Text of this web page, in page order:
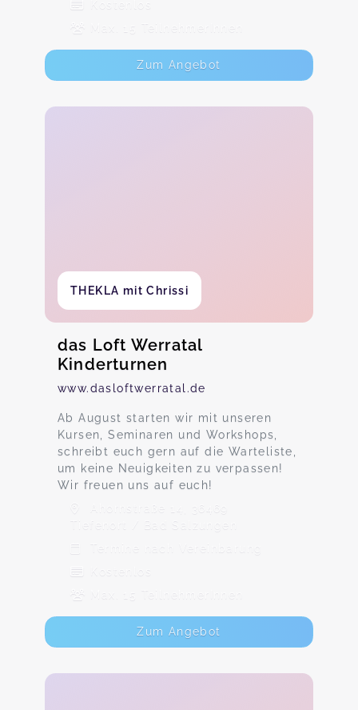
Max. 15 TeilnehmerInnen
Zum Angebot
THEKLA mit Chrissi
das Loft Werratal
Kinderturnen
www.dasloftwerratal.de
Ab August starten wir mit unseren
Kursen, Seminaren und Workshops,
schreibt euch gern auf die Warteliste,
um keine Neuigkeiten zu verpassen!
Wir freuen uns auf euch!
Ahornstraße 14, 36469
Tiefenort / Bad Salzungen
Termine nach Vereinbarung
Max. 15 TeilnehmerInnen
Zum Angebot